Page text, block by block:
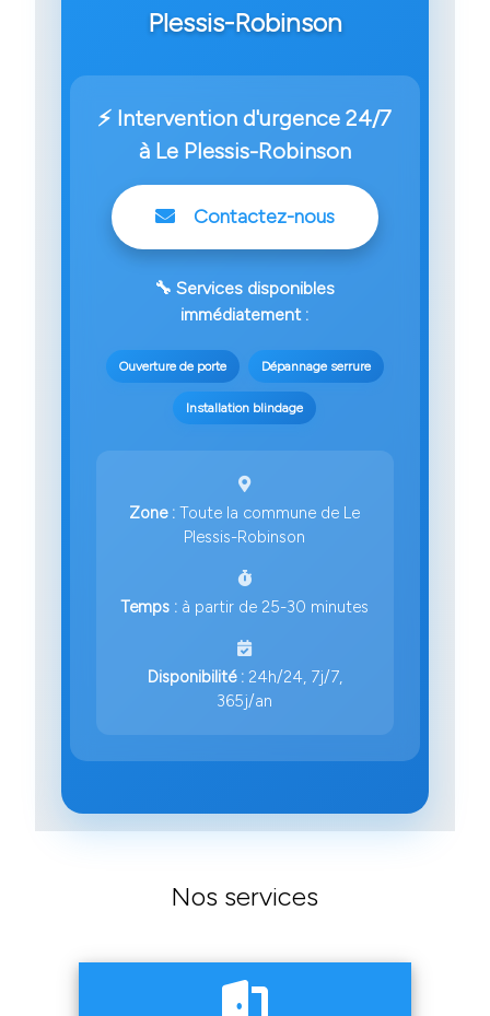
Plessis-Robinson
⚡ Intervention d'urgence 24/7
à Le Plessis-Robinson
Contactez-nous
🔧 Services disponibles
immédiatement :
Ouverture de porte Dépannage serrure
Installation blindage
Zone : Toute la commune de Le
Plessis-Robinson
Temps : à partir de 25-30 minutes
Disponibilité :24h/24, 7j/7,
365j/an
Nos services